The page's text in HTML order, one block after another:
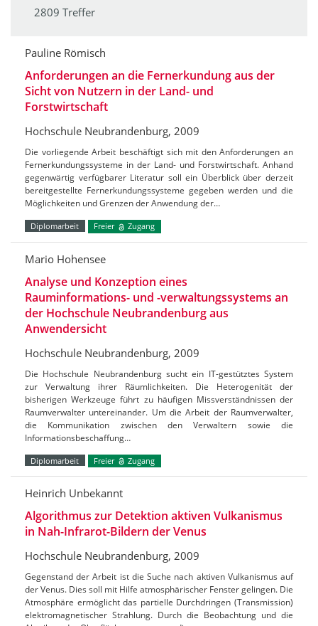
2809 Treffer
Pauline Römisch
Anforderungen an die Fernerkundung aus der
Sicht von Nutzern in der Land- und
Forstwirtschaft
Hochschule Neubrandenburg, 2009
Die vorliegende Arbeit beschäftigt sich mit den Anforderungen an
Fernerkundungssysteme in der Land- und Forstwirtschaft. Anhand
gegenwärtig verfügbarer Literatur soll ein Überblick über derzeit
bereitgestellte Fernerkundungssysteme gegeben werden und die
Möglichkeiten und Grenzen der Anwendung der…
Diplomarbeit Freier Zugang
Mario Hohensee
Analyse und Konzeption eines
Rauminformations- und -verwaltungssystems an
der Hochschule Neubrandenburg aus
Anwendersicht
Hochschule Neubrandenburg, 2009
Die Hochschule Neubrandenburg sucht ein IT-gestütztes System
zur Verwaltung ihrer Räumlichkeiten. Die Heterogenität der
bisherigen Werkzeuge führt zu häufigen Missverständnissen der
Raumverwalter untereinander. Um die Arbeit der Raumverwalter,
die Kommunikation zwischen den Verwaltern sowie die
Informationsbeschaffung…
Diplomarbeit Freier Zugang
Heinrich Unbekannt
Algorithmus zur Detektion aktiven Vulkanismus
in Nah-Infrarot-Bildern der Venus
Hochschule Neubrandenburg, 2009
Gegenstand der Arbeit ist die Suche nach aktiven Vulkanismus auf
der Venus. Dies soll mit Hilfe atmosphärischer Fenster gelingen. Die
Atmosphäre ermöglicht das partielle Durchdringen (Transmission)
elektromagnetischer Strahlung. Durch die Beobachtung und die